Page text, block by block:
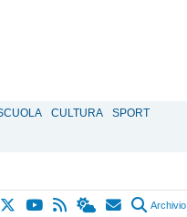
CULTURA
SPORT
Archivio